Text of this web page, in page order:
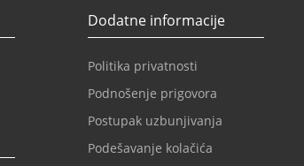
Dodatne informacije
Politika privatnosti
Podnošenje prigovora
Postupak uzbunjivanja
Podešavanje kolačića